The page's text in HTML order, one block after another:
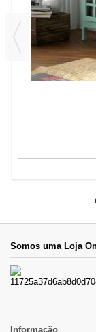
Somos uma Loja
Informação